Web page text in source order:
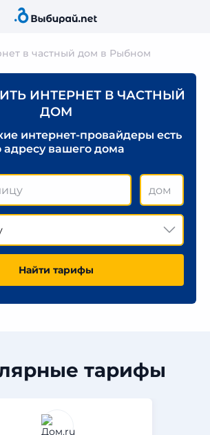
в частный дом в Рыбном
ИНТЕРНЕТ В ЧАСТНЫЙ
ДОМ
интернет-провайдеры есть
адресу вашего дома
Найти тарифы
тарифы